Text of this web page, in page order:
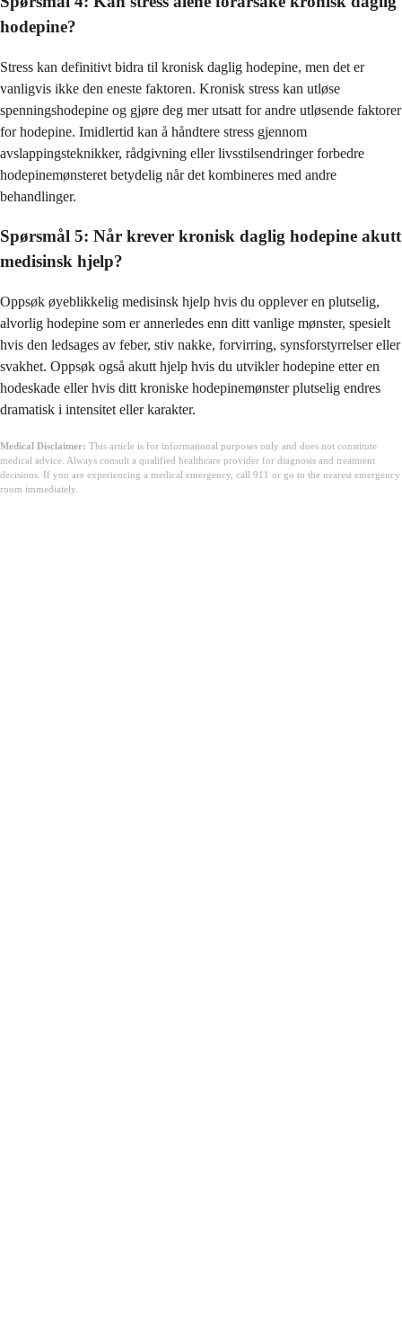
hodepine?
Stress kan definitivt bidra til kronisk daglig hodepine, men det er
vanligvis ikke den eneste faktoren. Kronisk stress kan utløse
spenningshodepine og gjøre deg mer utsatt for andre utløsende faktorer
for hodepine. Imidlertid kan å håndtere stress gjennom
avslappingsteknikker, rådgivning eller livsstilsendringer forbedre
hodepinemønsteret betydelig når det kombineres med andre
behandlinger.
Spørsmål 5: Når krever kronisk daglig hodepine akutt
medisinsk hjelp?
Oppsøk øyeblikkelig medisinsk hjelp hvis du opplever en plutselig,
alvorlig hodepine som er annerledes enn ditt vanlige mønster, spesielt
hvis den ledsages av feber, stiv nakke, forvirring, synsforstyrrelser eller
svakhet. Oppsøk også akutt hjelp hvis du utvikler hodepine etter en
hodeskade eller hvis ditt kroniske hodepinemønster plutselig endres
dramatisk i intensitet eller karakter.
Medical Disclaimer: This article is for informational purposes only and does not constitute
medical advice. Always consult a qualified healthcare provider for diagnosis and treatment
decisions. If you are experiencing a medical emergency, call 911 or go to the nearest emergency
room immediately.